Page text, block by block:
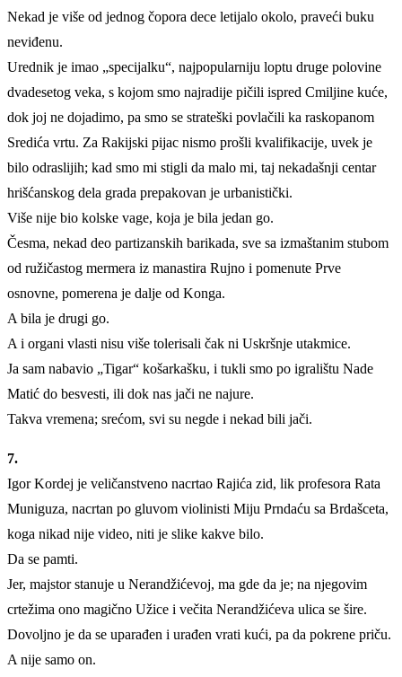
Nekad je više od jednog čopora dece letijalo okolo, praveći buku
neviđenu.
Urednik je imao „specijalku“, najpopularniju loptu druge polovine
dvadesetog veka, s kojom smo najradije pičili ispred Cmiljine kuće,
dok joj ne dojadimo, pa smo se strateški povlačili ka raskopanom
Sredića vrtu. Za Rakijski pijac nismo prošli kvalifikacije, uvek je
bilo odraslijih; kad smo mi stigli da malo mi, taj nekadašnji centar
hrišćanskog dela grada prepakovan je urbanistički.
Više nije bio kolske vage, koja je bila jedan go.
Česma, nekad deo partizanskih barikada, sve sa izmaštanim stubom
od ružičastog mermera iz manastira Rujno i pomenute Prve
osnovne, pomerena je dalje od Konga.
A bila je drugi go.
A i organi vlasti nisu više tolerisali čak ni Uskršnje utakmice.
Ja sam nabavio „Tigar“ košarkašku, i tukli smo po igralištu Nade
Matić do besvesti, ili dok nas jači ne najure.
Takva vremena; srećom, svi su negde i nekad bili jači.
7.
Igor Kordej je veličanstveno nacrtao Rajića zid, lik profesora Rata
Muniguza, nacrtan po gluvom violinisti Miju Prndaću sa Brdašceta,
koga nikad nije video, niti je slike kakve bilo.
Da se pamti.
Jer, majstor stanuje u Nerandžićevoj, ma gde da je; na njegovim
crtežima ono magično Užice i večita Nerandžićeva ulica se šire.
Dovoljno je da se uparađen i urađen vrati kući, pa da pokrene priču.
A nije samo on.